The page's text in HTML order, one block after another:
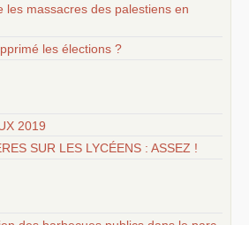
les massacres des palestiens en
les élections ?
2019
SUR LES LYCÉENS : ASSEZ !